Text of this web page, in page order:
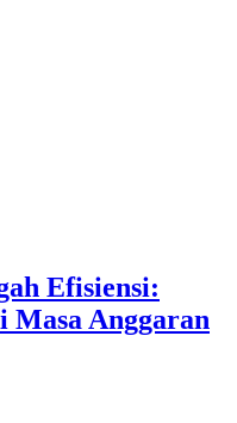
Efisiensi:
Masa Anggaran